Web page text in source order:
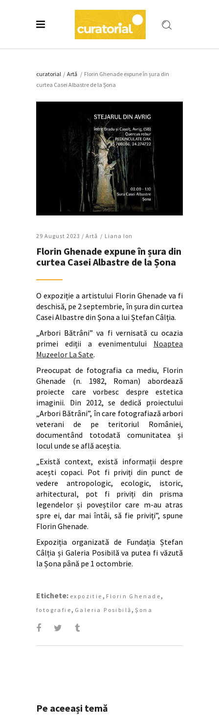
curatorial / Artǎ / Florin Ghenade expune în șura din
curtea Casei Albastre de la Șona
29 August 2023 / Artǎ Liana Ion
Florin Ghenade expune în șura din
curtea Casei Albastre de la Șona
O expoziție a artistului Florin Ghenade va fi
deschisă, pe 2 septembrie, în șura din curtea
Casei Albastre din Șona a lui Ștefan Câlția.
„Arbori Bătrâni” va fi vernisată cu ocazia
primei ediții a evenimentului Noaptea
Muzeelor La Sate.
Preocupat de fotografia ca mediu, Florin
Ghenade (n. 1982, Roman) abordează
proiecte care vorbesc despre estetica
imaginii. Din 2012, se dedică proiectului
„Arbori Bătrâni”, în care fotografiază arbori
veterani de pe teritoriul României,
documentând totodată comunitatea și
locul unde se află aceștia.
„Există context, există informații despre
acești copaci. Pot fi priviți din punct de
vedere antropologic, ecologic, istoric,
arhitectural, pot fi priviți din prisma
legendelor și poveștilor care m-au atras
spre ei, dar mai întâi, să fie priviți”, spune
Florin Ghenade.
Expoziția organizată de Fundația Ștefan
Câlția și Galeria Posibilă va putea fi văzută
la Șona până pe 1 octombrie.
Etichete: expozitie , Florin Ghenade ,
fotografie , Galeria Posibilă , Şona
Pe aceeași temă